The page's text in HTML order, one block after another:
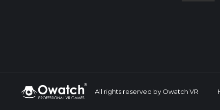
All rights reserved by Owatch VR